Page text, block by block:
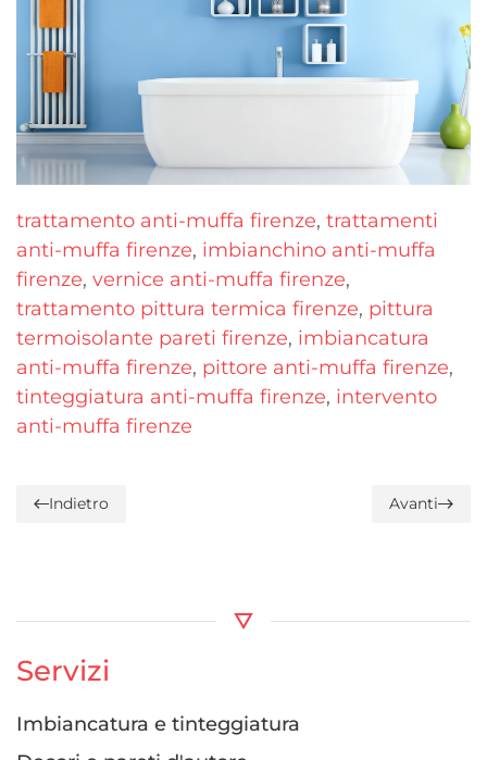
trattamento anti-muffa firenze, trattamenti
anti-muffa firenze, imbianchino anti-muffa
firenze, vernice anti-muffa firenze,
trattamento pittura termica firenze, pittura
termoisolante pareti firenze, imbiancatura
anti-muffa firenze, pittore anti-muffa firenze,
tinteggiatura anti-muffa firenze, intervento
anti-muffa firenze
Indietro Avanti
Servizi
Imbiancatura e tinteggiatura